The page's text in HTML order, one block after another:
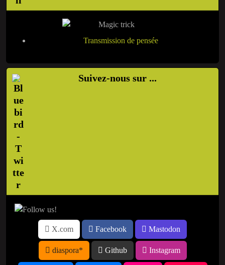
Transmission de pensée
Suivez-nous sur ...
X.com Facebook Mastodon
diaspora* Github Instagram